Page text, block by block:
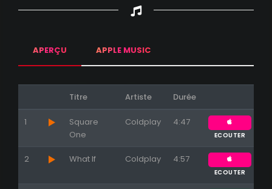
APERÇU APPLE MUSIC
Titre Artiste Durée
1
Square
One
Coldplay 4:47
ECOUTER
2 What If Coldplay 4:57
ECOUTER